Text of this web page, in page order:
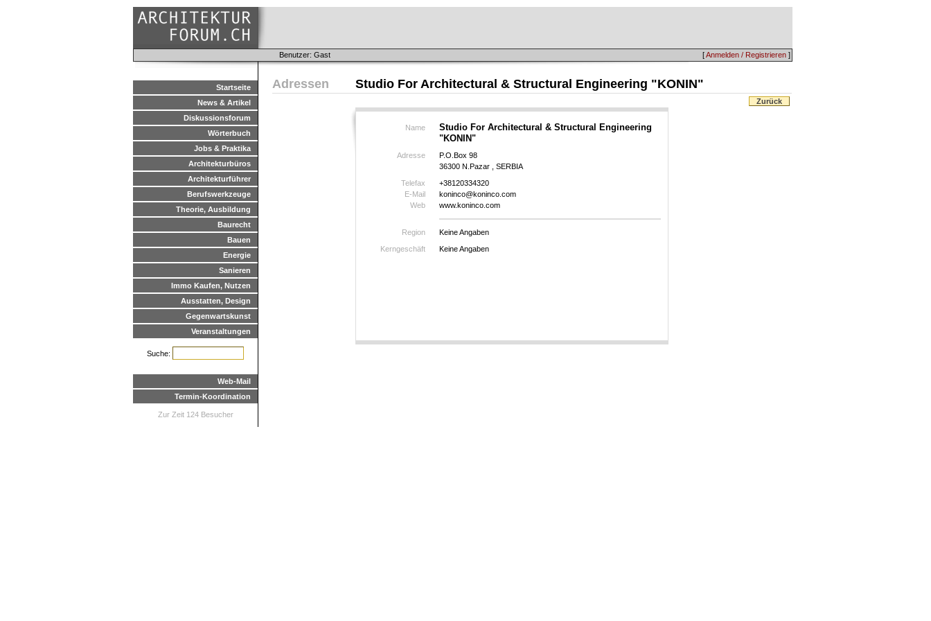
[Anmelden / Registrieren ]
Benutzer: Gast
Startseite
News & Artikel
Diskussionsforum
Wörterbuch
Jobs & Praktika
Architekturbüros
Architekturführer
Berufswerkzeuge
Theorie, Ausbildung
Baurecht
Bauen
Energie
Sanieren
Immo Kaufen, Nutzen
Ausstatten, Design
Gegenwartskunst
Veranstaltungen
Suche:
Web-Mail
Termin-Koordination
Zur Zeit 124 Besucher
Adressen Studio For Architectural & Structural Engineering "KONIN"
Zurück
Name
Studio For Architectural & Structural Engineering
"KONIN"
Adresse
P.O.Box 98
36300 N.Pazar , SERBIA
Telefax
+38120334320
E-Mail
koninco@koninco.com
Web
www.koninco.com
Region
Keine Angaben
Kerngeschäft
Keine Angaben